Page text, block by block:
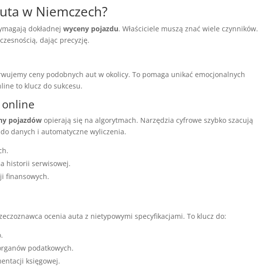
w Niemczech?
dokładnejwyceny pojazdu. Właściciele muszą znać wiele czynników.
dając precyzję.
ceny podobnych aut w okolicy. To pomaga unikać emocjonalnych
to klucz do sukcesu.
online
pojazdów opierają się na algorytmach. Narzędzia cyfrowe szybko szacują
danych i automatyczne wyliczenia.
historii serwisowej.
finansowych.
ocenia auta z nietypowymi specyfikacjami. To klucz do:
podatkowych.
księgowej.